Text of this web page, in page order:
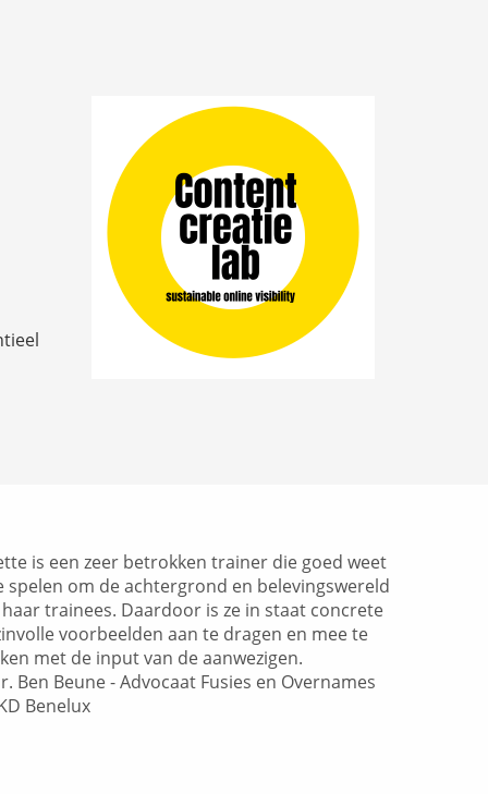
is een zeer betrokken trainer die goed weet
spelen om de achtergrond en belevingswereld
trainees. Daardoor is ze in staat concrete
voorbeelden aan te dragen en mee te
met de input van de aanwezigen.
Ben Beune - Advocaat Fusies en Overnames
Benelux